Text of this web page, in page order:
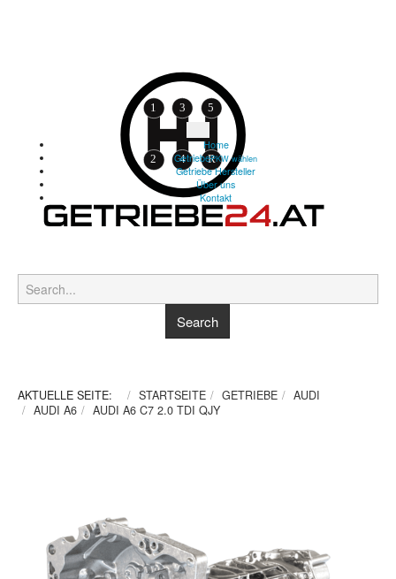
Home
GetriebePKW wählen
Getriebe Hersteller
Über uns
Kontakt
AKTUELLE SEITE: STARTSEITE GETRIEBE
AUDI
AUDI A6
AUDI A6 C7 2.0 TDI QJY